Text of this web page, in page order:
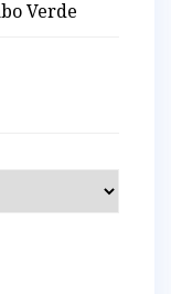
Verde